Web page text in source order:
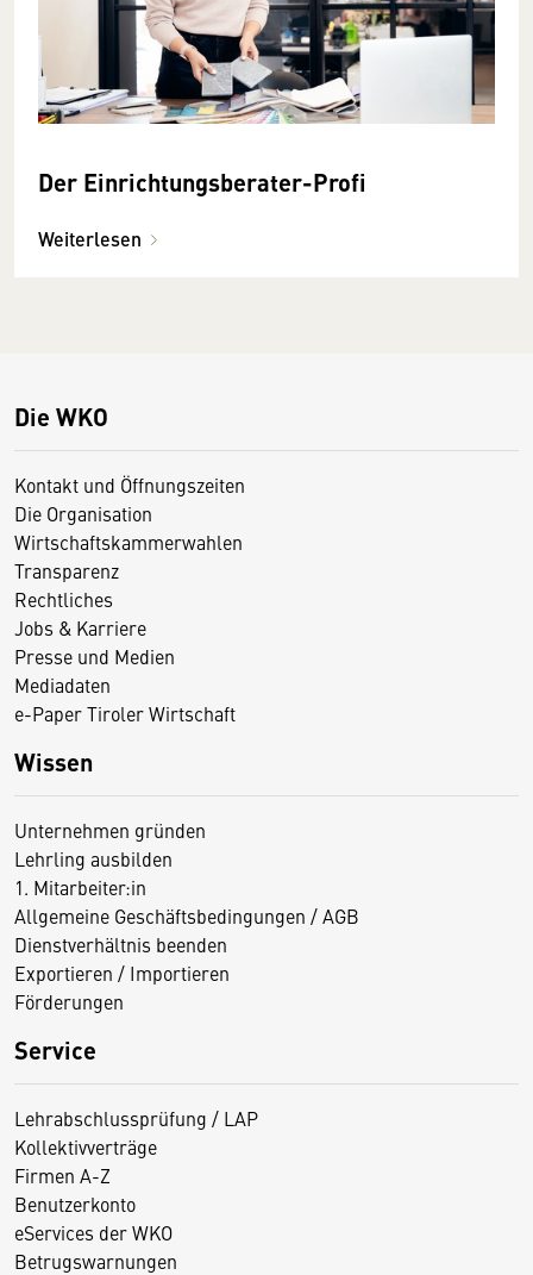
Der Einrichtungsberater-Profi
Weiterlesen
Die WKO
Kontakt und Öffnungszeiten
Die Organisation
Wirtschaftskammerwahlen
Transparenz
Rechtliches
Jobs & Karriere
Presse und Medien
Mediadaten
e-Paper Tiroler Wirtschaft
Wissen
Unternehmen gründen
Lehrling ausbilden
1. Mitarbeiter:in
Allgemeine Geschäftsbedingungen / AGB
Dienstverhältnis beenden
Exportieren / Importieren
Förderungen
Service
Lehrabschlussprüfung / LAP
Kollektivverträge
Firmen A-Z
Benutzerkonto
eServices der WKO
Betrugswarnungen